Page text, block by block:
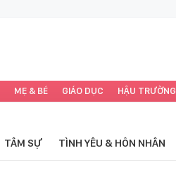
MẸ & BÉ GIÁO DỤC HẬU TRƯỜNG
TÂM SỰ TÌNH YÊU & HÔN NHÂN